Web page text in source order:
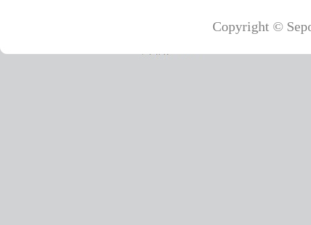
Copyright ©